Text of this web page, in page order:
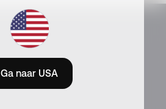
Ga naar USA